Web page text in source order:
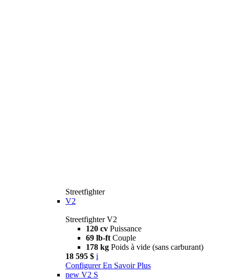
Streetfighter
V2
Streetfighter V2
120 cv Puissance
69 lb-ft Couple
178 kg Poids à vide (sans carburant)
18 595 $ i
Configurer En Savoir Plus
new V2 S